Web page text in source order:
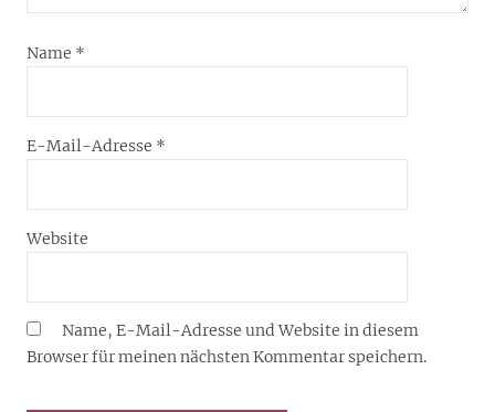
Name *
E-Mail-Adresse *
Website
Name, E-Mail-Adresse und Website in diesem
Browser für meinen nächsten Kommentar speichern.